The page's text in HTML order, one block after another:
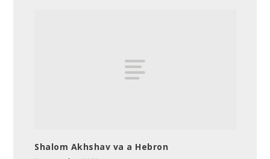
Shalom Akhshav va a Hebron